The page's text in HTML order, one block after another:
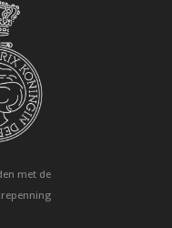
met de